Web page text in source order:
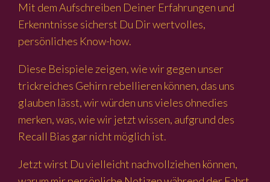
Mit dem Aufschreiben Deiner Erfahrungen und
Erkenntnisse sicherst Du Dir wertvolles,
persönliches Know-how.
Diese Beispiele zeigen, wie wir gegen unser
trickreiches Gehirn rebellieren können, das uns
glauben lässt, wir würden uns vieles ohnedies
merken, was, wie wir jetzt wissen, aufgrund des
Recall Bias gar nicht möglich ist.
Jetzt wirst Du vielleicht nachvollziehen können,